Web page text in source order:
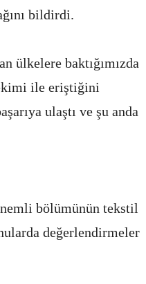
bildirdi.
ülkelere baktığımızda
ile eriştiğini
ulaştı ve şu anda
bölümünün tekstil
değerlendirmeler